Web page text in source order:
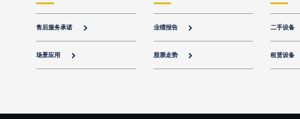
售后服务承诺 
场景应用 
业绩报告 
股票走势 
二手设备
租赁设备